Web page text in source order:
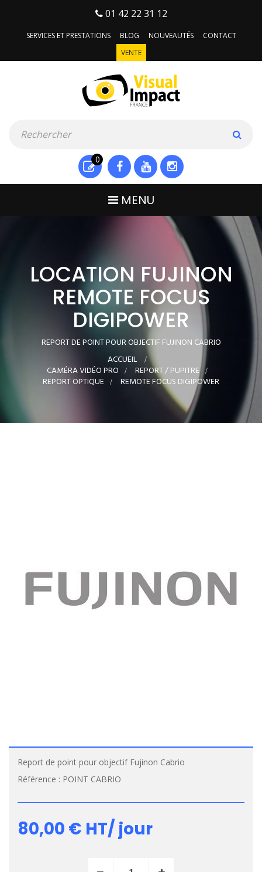
01 42 22 31 12
SERVICES ET PRESTATIONS BLOG NOUVEAUTÉS
CONTACT
VENTE
0
MENU
LOCATION FUJINON
REMOTE FOCUS
DIGIPOWER
REPORT DE POINT POUR OBJECTIF FUJINON CABRIO
ACCUEIL >
CAMÉRA VIDÉO PRO > REPORT / PUPITRE >
REPORT OPTIQUE > REMOTE FOCUS DIGIPOWER
Report de point pour objectif Fujinon Cabrio
Référence : POINT CABRIO
80,00 € HT/ jour